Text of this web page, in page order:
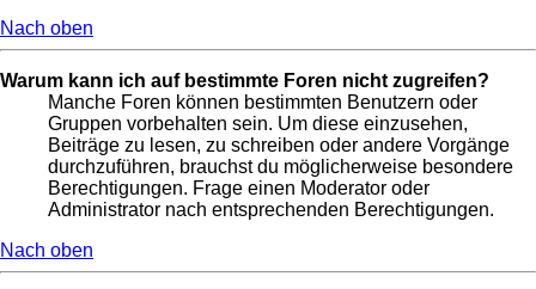
Nach oben
Warum kann ich auf bestimmte Foren nicht zugreifen?
Manche Foren können bestimmten Benutzern oder
Gruppen vorbehalten sein. Um diese einzusehen,
Beiträge zu lesen, zu schreiben oder andere Vorgänge
durchzuführen, brauchst du möglicherweise besondere
Berechtigungen. Frage einen Moderator oder
Administrator nach entsprechenden Berechtigungen.
Nach oben